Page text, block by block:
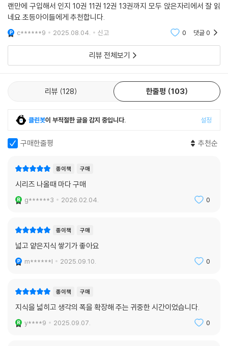
이 책을 읽는 방법
1. 이야기 속 주인공의 행보를 따라가다 보면 정보의 흐름을 알 수 있어요.
2. 내가 알고 있는 지식과 새롭게 알게 된 과학 정보를 비교해 보세요.
3. [채사장의 핵심노트]에서 과학의 핵심단어를 찾아봐요.
4. [마스터의 보고서]를 보며 더 궁금한 지식들을 연결해 봐요.
5. [최종 정리]에서 책 한 권을 간단하게 요약하고, 주변 사람과 토론하면
더 재미있어요.
한눈에 들어오는 ‘빅 히스토리’ 연표로 역사에 대한 관점을 확장해 보세요.
랜만에 구입해서 인지 10권 11권 12권 13권까지 모두 앉은자리에서 잘 읽
네요.초등아이들에게 추천합니다.
c******9 2025.08.04. 신고 0 댓글0
리뷰 전체보기
리뷰 128 한줄평 103
클린봇이 부적절한 글을 감지 중입니다. 설정
구매한줄평 추천순
종이책 구매
시리즈 나올때 마다 구매
g******3 2026.02.04. 0
종이책 구매
넓고 얕은지식 쌓기가 좋아요
m******l 2025.09.10. 0
종이책 구매
지식을 넓히고 생각의 폭을 확장해 주는 귀중한 시간이었습니다.
y****9 2025.09.07. 0